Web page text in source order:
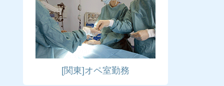
[関東]オペ室勤務